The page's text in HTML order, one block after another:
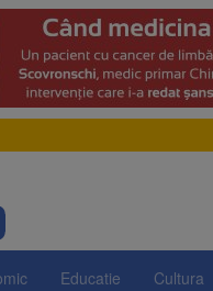
Educatie Cultura